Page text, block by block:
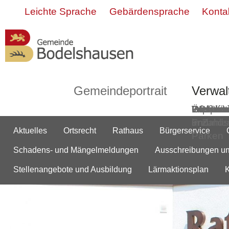
Leichte Sprache Gebärdensprache
Gemeindeportrait
ÖPNV
Parken
Ortsplan
Aktuelles Ortsrecht Rathaus Bürgerservice
Schadens- und Mängelmeldungen Ausschreibungen
Stellenangebote und Ausbildung Lärmaktionsplan